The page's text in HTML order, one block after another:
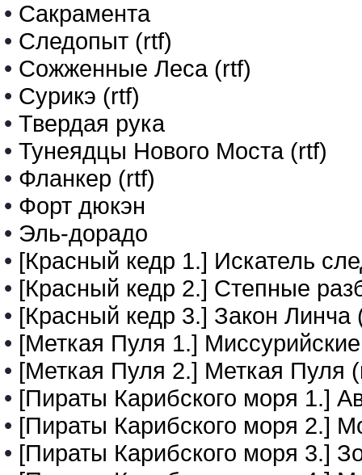
• Сакрамента
• Следопыт (rtf)
• Сожженные Леса (rtf)
• Сурикэ (rtf)
• Твердая рука
• Тунеядцы Нового Моста (rtf)
• Фланкер (rtf)
• Форт дюкэн
• Эль-дорадо
• [Красный кедр 1.] Искатель
• [Красный кедр 2.] Степные
• [Красный кедр 3.] Закон Линча
• [Меткая Пуля 1.]
• [Меткая Пуля 2.] Меткая Пуля
• [Пираты Карибского моря 1.]
• [Пираты Карибского моря 2.]
• [Пираты Карибского моря 3.]